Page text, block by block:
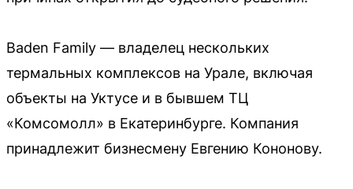
Baden Family — владелец нескольких
термальных комплексов на Урале, включая
объекты на Уктусе и в бывшем ТЦ
«Комсомолл» в Екатеринбурге. Компания
принадлежит бизнесмену Евгению Кононову.